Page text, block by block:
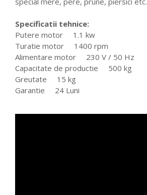
Specificatii tehnice:
Putere motor 1.1 kw
Turatie motor 1400 rpm
Alimentare motor 230 V / 50 Hz
Capacitate de productie 500 kg
Greutate 15 kg
Garantie 24 Luni